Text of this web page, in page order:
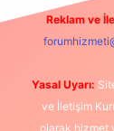
Reklam ve
Yasal Uyarı:
ve İletişim
olarak hizmet